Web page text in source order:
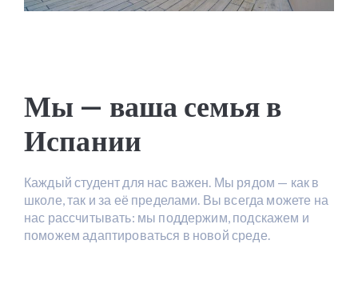
Мы — ваша семья в
Испании
Каждый студент для нас важен. Мы рядом — как в
школе, так и за её пределами. Вы всегда можете на
нас рассчитывать: мы поддержим, подскажем и
поможем адаптироваться в новой среде.